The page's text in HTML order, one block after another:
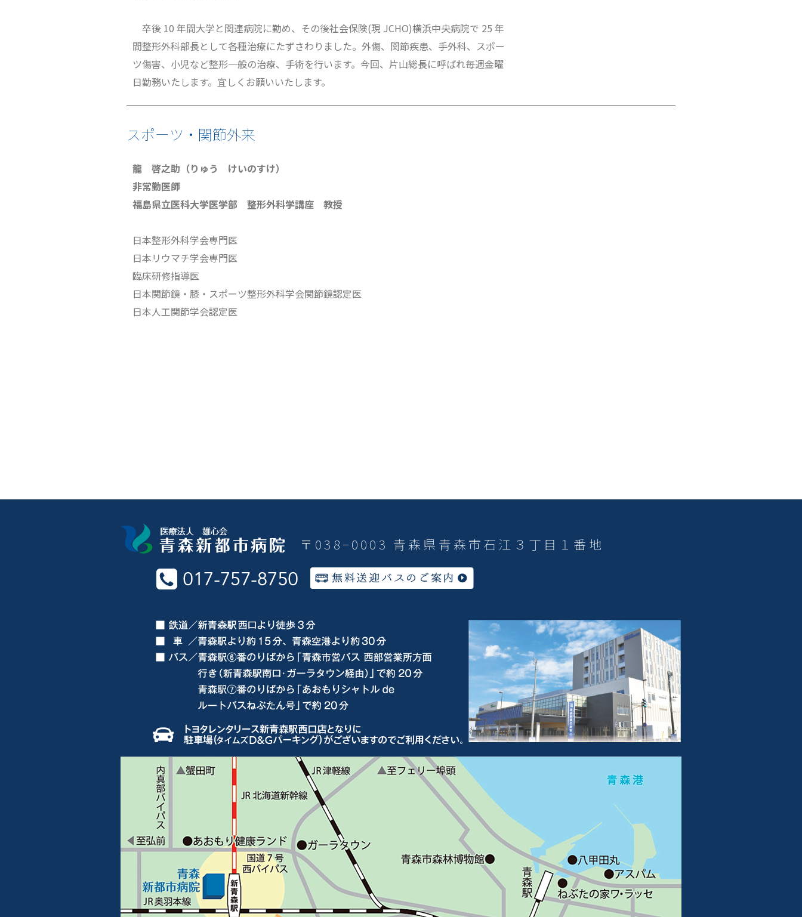
卒後 10 年間大学と関連病院に勤め、その後社会保険(現 JCHO)横浜中央病院で 25 年
間整形外科部長として各種治療にたずさわりました。外傷、関節疾患、手外科、スポー
ツ傷害、小児など整形一般の治療、手術を行います。今回、片山総長に呼ばれ毎週金曜
日勤務いたします。宜しくお願いいたします。
スポーツ・関節外来
龍 啓之助 （りゅう けいのすけ）
非常勤医師
福島県立医科大学医学部 整形外科学講座 教授
日本整形外科学会専門医
日本リウマチ学会専門医
臨床研修指導医
日本関節鏡・膝・スポーツ整形外科学会関節鏡認定医
日本人工関節学会認定医
〒038−0003 青森県青森市石江３丁目１番地